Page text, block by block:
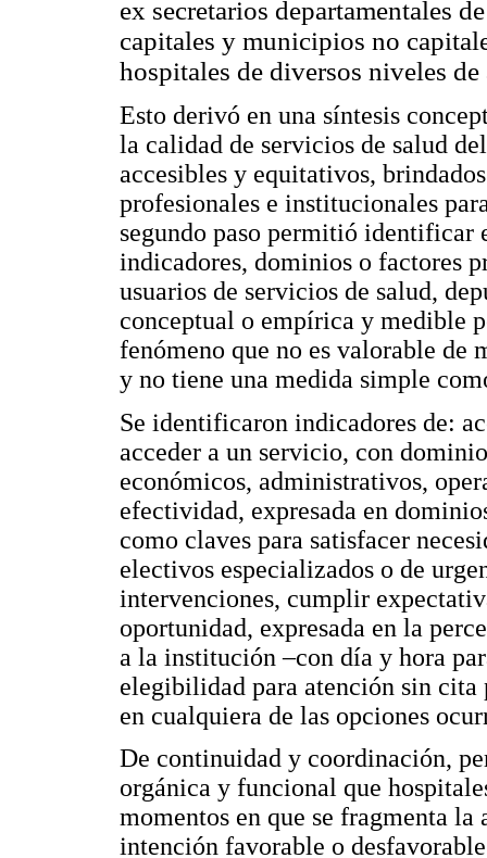
ex secretarios departamentales
capitales y municipios no
hospitales de diversos niveles
Esto derivó en una síntesis
la calidad de servicios de salud
accesibles y equitativos,
profesionales e institucionales
segundo paso permitió identificar
indicadores, dominios o factores
usuarios de servicios de salud,
conceptual o empírica y medible
fenómeno que no es valorable de
y no tiene una medida simple
Se identificaron indicadores de:
acceder a un servicio, con
económicos, administrativos,
efectividad, expresada en
como claves para satisfacer
electivos especializados o de
intervenciones, cumplir
oportunidad, expresada en la
a la institución –con día y hora
elegibilidad para atención sin cita
en cualquiera de las opciones
De continuidad y coordinación,
orgánica y funcional que
momentos en que se fragmenta
intención favorable o